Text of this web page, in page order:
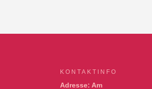
KONTAKTINFO
Adresse: Am